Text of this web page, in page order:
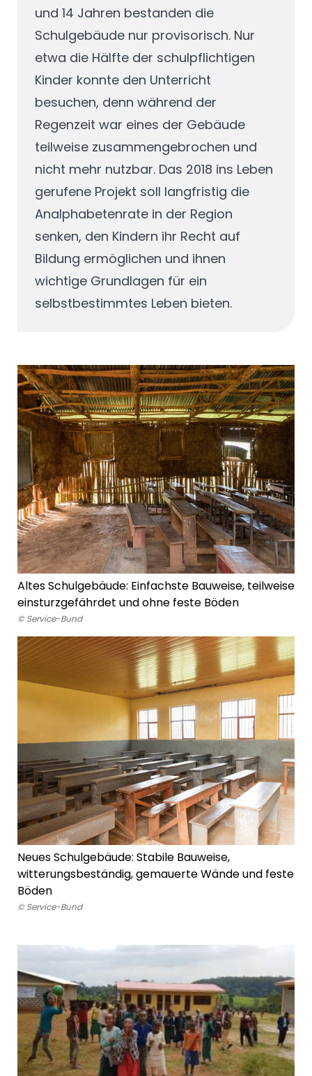
und 14 Jahren bestanden die
Schulgebäude nur provisorisch. Nur
etwa die Hälfte der schulpflichtigen
Kinder konnte den Unterricht
besuchen, denn während der
Regenzeit war eines der Gebäude
teilweise zusammengebrochen und
nicht mehr nutzbar. Das 2018 ins Leben
gerufene Projekt soll langfristig die
Analphabetenrate in der Region
senken, den Kindern ihr Recht auf
Bildung ermöglichen und ihnen
wichtige Grundlagen für ein
selbstbestimmtes Leben bieten.
Altes Schulgebäude: Einfachste Bauweise, teilweise
einsturzgefährdet und ohne feste Böden
© Service-Bund
Neues Schulgebäude: Stabile Bauweise,
witterungsbeständig, gemauerte Wände und feste
Böden
© Service-Bund